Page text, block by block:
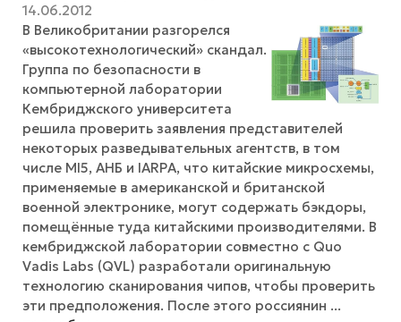
14.06.2012
В Великобритании разгорелся
«высокотехнологический» скандал.
Группа по безопасности в
компьютерной лаборатории
Кембриджского университета
решила проверить заявления представителей
некоторых разведывательных агентств, в том
числе MI5, АНБ и IARPA, что китайские микросхемы,
применяемые в американской и британской
военной электронике, могут содержать бэкдоры,
помещённые туда китайскими производителями. В
кембриджской лаборатории совместно с Quo
Vadis Labs (QVL) разработали оригинальную
технологию сканирования чипов, чтобы проверить
эти предположения. После этого россиянин ...